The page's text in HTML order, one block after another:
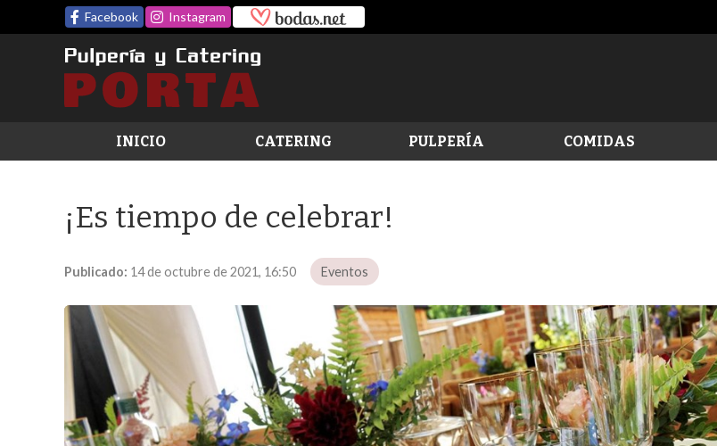
Facebook Instagram
INICIO CATERING PULPERÍA COMIDAS
¡Es tiempo de celebrar!
Publicado: 14 de octubre de 2021, 16:50 Eventos